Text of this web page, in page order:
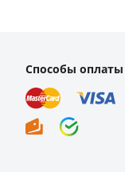
Способы оплаты